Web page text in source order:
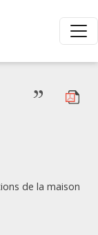
”
de la maison